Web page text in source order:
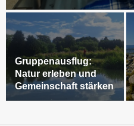
Gruppenausflug:
Natur erleben und
Gemeinschaft stärken